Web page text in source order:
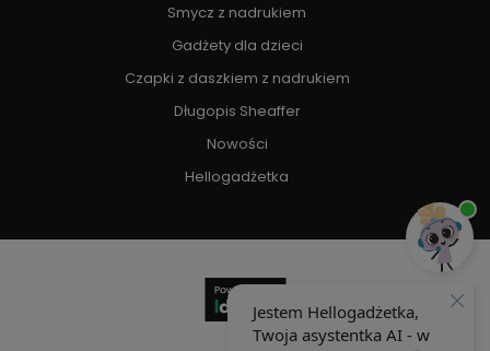
Smycz z nadrukiem
Gadżety dla dzieci
Czapki z daszkiem z nadrukiem
Długopis Sheaffer
Nowości
Hellogadżetka